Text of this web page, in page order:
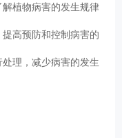
植物病害的发生规律
高预防和控制病害的
理，减少病害的发生